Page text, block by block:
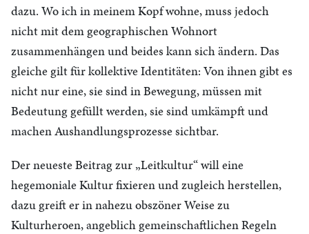
dazu. Wo ich in meinem Kopf wohne, muss jedoch
nicht mit dem geographischen Wohnort
zusammenhängen und beides kann sich ändern. Das
gleiche gilt für kollektive Identitäten: Von ihnen gibt es
nicht nur eine, sie sind in Bewegung, müssen mit
Bedeutung gefüllt werden, sie sind umkämpft und
machen Aushandlungsprozesse sichtbar.
Der neueste Beitrag zur „Leitkultur“ will eine
hegemoniale Kultur fixieren und zugleich herstellen,
dazu greift er in nahezu obszöner Weise zu
Kulturheroen, angeblich gemeinschaftlichen Regeln